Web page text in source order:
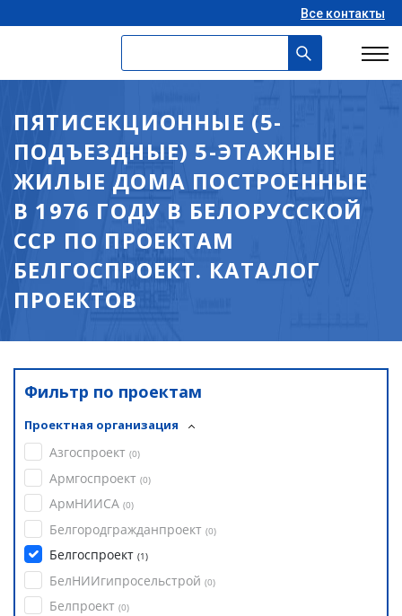
Все контакты
ПЯТИСЕКЦИОННЫЕ (5-
ПОДЪЕЗДНЫЕ) 5-ЭТАЖНЫЕ
ЖИЛЫЕ ДОМА ПОСТРОЕННЫЕ
В 1976 ГОДУ В БЕЛОРУССКОЙ
ССР ПО ПРОЕКТАМ
БЕЛГОСПРОЕКТ. КАТАЛОГ
ПРОЕКТОВ
Фильтр по проектам
Проектная организация
Азгоспроект (0)
Армгоспроект (0)
АрмНИИСА (0)
Белгородгражданпроект (0)
Белгоспроект (1)
БелНИИгипросельстрой (0)
Белпроект (0)